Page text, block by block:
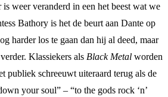
is weer veranderd in een het beest wat we
Bathory is het de beurt aan Dante op
harder los te gaan dan hij al deed, maar
Klassiekers als Black Metal worden
publiek schreeuwt uiteraard terug als de
your soul” – “to the gods rock ‘n’